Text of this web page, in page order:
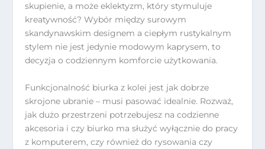
skupienie, a może eklektyzm, który stymuluje
kreatywność? Wybór między surowym
skandynawskim designem a ciepłym rustykalnym
stylem nie jest jedynie modowym kaprysem, to
decyzja o codziennym komforcie użytkowania.
Funkcjonalność biurka z kolei jest jak dobrze
skrojone ubranie – musi pasować idealnie. Rozważ,
jak dużo przestrzeni potrzebujesz na codzienne
akcesoria i czy biurko ma służyć wyłącznie do pracy
z komputerem, czy również do rysowania czy